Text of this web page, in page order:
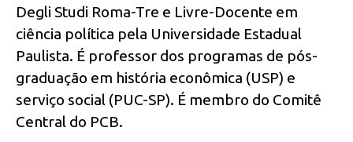
Degli Studi Roma-Tre e Livre-Docente em
ciência política pela Universidade Estadual
Paulista. É professor dos programas de pós-
graduação em história econômica (USP) e
serviço social (PUC-SP). É membro do Comitê
Central do PCB.